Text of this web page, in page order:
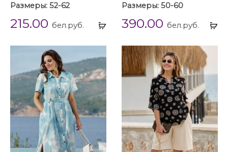
Выбрать
Размеры: 52-62
215.00 бел.руб.
Размеры: 50-60
390.00 бел.руб.